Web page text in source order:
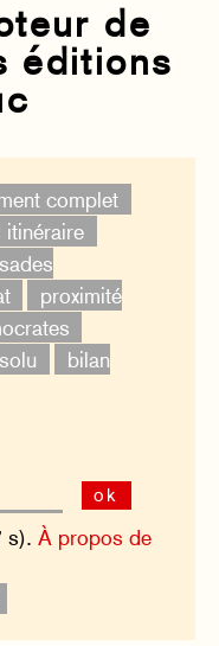
de
éditions
complet
itinéraire
proximité
bilan
ok
s).À propos de